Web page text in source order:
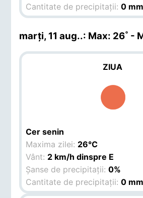
Cantitate de precipitații:0 mm
marți, 11 aug..: Max: 26˚ -
ZIUA
Cer senin
Maxima zilei: 26°C
Vânt: 2 km/h dinspre E
Șanse de precipitații:0%
Cantitate de precipitații:0 mm